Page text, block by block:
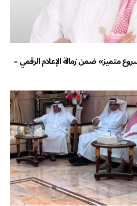
متميز» ضمن زمالة الإعلام الرقمي –